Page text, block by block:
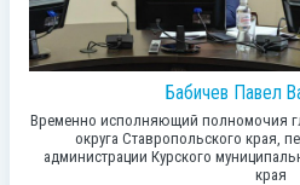
Бабичев Павел
Временно исполняющий полномочия
округа Ставропольского края,
администрации Курского
края